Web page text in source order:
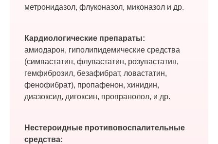
метронидазол, флуконазол, миконазол и др.
Кардиологические препараты:
амиодарон, гиполипидемические средства
(симвастатин, флувастатин, розувастатин,
гемфиброзил, безафибрат, ловастатин,
фенофибрат), пропафенон, хинидин,
диазоксид, дигоксин, пропранолол, и др.
Нестероидные противовоспалительные
средства: